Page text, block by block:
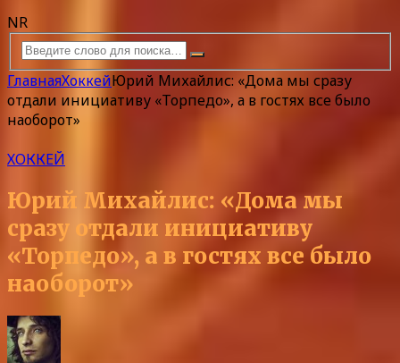
NR
ГлавнаяХоккейЮрий Михайлис: «Дома мы сразу
отдали инициативу «Торпедо», а в гостях все было
наоборот»
ХОККЕЙ
Юрий Михайлис: «Дома мы
сразу отдали инициативу
«Торпедо», а в гостях все было
наоборот»